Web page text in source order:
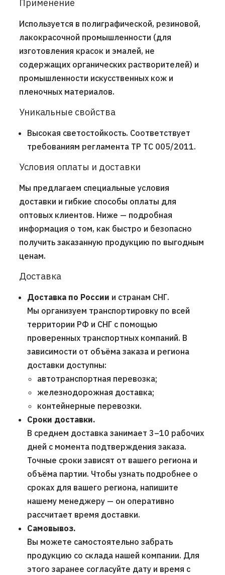
Применение
Используется в полиграфической, резиновой,
лакокрасочной промышленности (для
изготовления красок и эмалей, не
содержащих органических растворителей) и
промышленности искусственных кож и
пленочных материалов.
Уникальные свойства
Высокая светостойкость. Соответствует
требованиям регламента ТР ТС 005/2011.
Условия оплаты и доставки
Мы предлагаем специальные условия
доставки и гибкие способы оплаты для
оптовых клиентов. Ниже — подробная
информация о том, как быстро и безопасно
получить заказанную продукцию по выгодным
ценам.
Доставка
Доставка по России и странам СНГ.
Мы организуем транспортировку по всей
территории РФ и СНГ с помощью
проверенных транспортных компаний. В
зависимости от объёма заказа и региона
доставки доступны:
автотранспортная перевозка;
железнодорожная доставка;
контейнерные перевозки.
Сроки доставки.
В среднем доставка занимает 3–10 рабочих
дней с момента подтверждения заказа.
Точные сроки зависят от вашего региона и
объёма партии. Чтобы узнать подробнее о
сроках для вашего региона, напишите
нашему менеджеру — он оперативно
рассчитает время доставки.
Самовывоз.
Вы можете самостоятельно забрать
продукцию со склада нашей компании. Для
этого заранее согласуйте дату и время с